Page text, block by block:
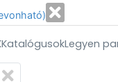
KatalógusokLegyen